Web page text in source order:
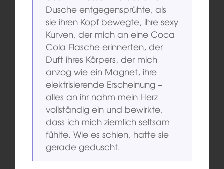
Dusche entgegensprühte, als
sie ihren Kopf bewegte, ihre sexy
Kurven, der mich an eine Coca
Cola-Flasche erinnerten, der
Duft ihres Körpers, der mich
anzog wie ein Magnet, ihre
elektrisierende Erscheinung –
alles an ihr nahm mein Herz
vollständig ein und bewirkte,
dass ich mich ziemlich seltsam
fühlte. Wie es schien, hatte sie
gerade geduscht.